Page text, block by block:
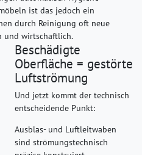
ist das jedoch ein
durch Reinigung oft neue
und wirtschaftlich.
Beschädigte
Oberfläche = gestörte
Luftströmung
Und jetzt kommt der technisch
entscheidende Punkt:
Ausblas- und Luftleitwaben
sind strömungstechnisch